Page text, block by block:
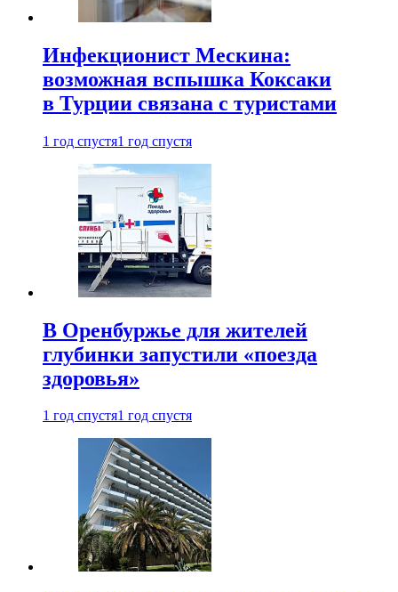
Инфекционист Мескина:
возможная вспышка Коксаки
в Турции связана с туристами
1 год спустя1 год спустя
В Оренбуржье для жителей
глубинки запустили «поезда
здоровья»
1 год спустя1 год спустя